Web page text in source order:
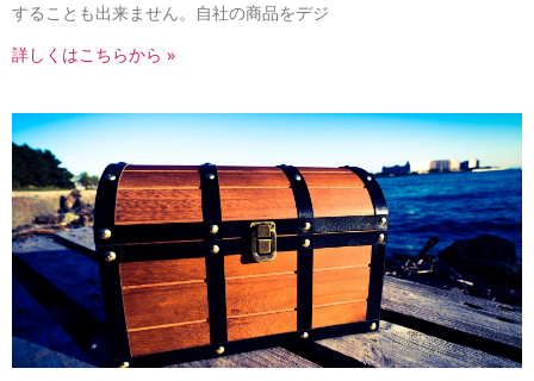
することも出来ません。自社の商品をデジ
詳しくはこちらから »